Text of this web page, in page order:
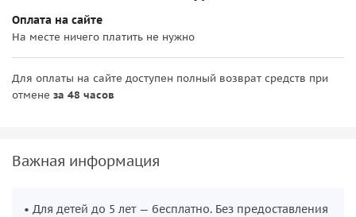
Оплата на сайте
На месте ничего платить не нужно
Для оплаты на сайте доступен полный возврат средств при
отмене за 48 часов
Важная информация
• Для детей до 5 лет — бесплатно. Без предоставления